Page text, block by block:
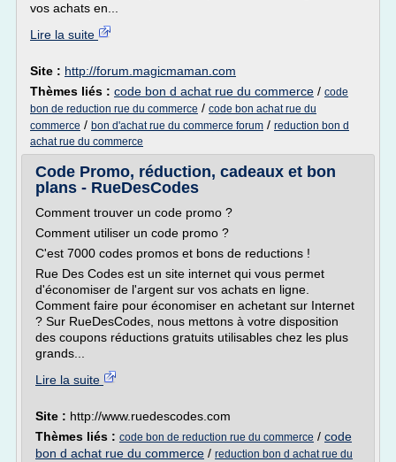
vos achats en...
Lire la suite
Site : http://forum.magicmaman.com
Thèmes liés : code bon d achat rue du commerce / code
bon de reduction rue du commerce / code bon achat rue du
commerce / bon d'achat rue du commerce forum / reduction bon d
achat rue du commerce
Code Promo, réduction, cadeaux et bon
plans - RueDesCodes
Comment trouver un code promo ?
Comment utiliser un code promo ?
C'est 7000 codes promos et bons de reductions !
Rue Des Codes est un site internet qui vous permet
d'économiser de l'argent sur vos achats en ligne.
Comment faire pour économiser en achetant sur Internet
? Sur RueDesCodes, nous mettons à votre disposition
des coupons réductions gratuits utilisables chez les plus
grands...
Lire la suite
Site : http://www.ruedescodes.com
Thèmes liés : code bon de reduction rue du commerce / code
bon d achat rue du commerce / reduction bon d achat rue du